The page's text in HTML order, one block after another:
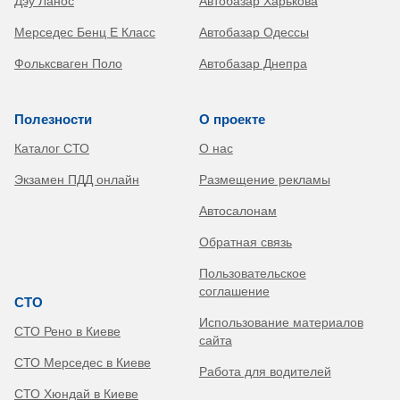
Мерседес Бенц Е Класс
Фольксваген Поло
Автобазар Одессы
Автобазар Днепра
Полезности
Каталог СТО
Экзамен ПДД онлайн
СТО
СТО Рено в Киеве
СТО Мерседес в Киеве
СТО Хюндай в Киеве
О проекте
О нас
Размещение рекламы
Автосалонам
Обратная связь
Пользовательское
соглашение
Использование материалов
сайта
Работа для водителей